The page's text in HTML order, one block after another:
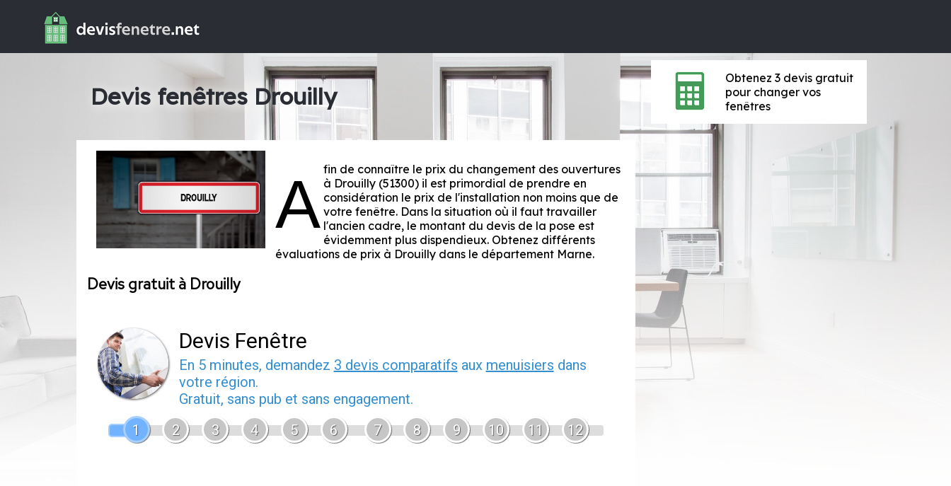
Devis fenêtres Drouilly
A fin de connaître le prix du changement des ouvertures
à Drouilly (51300) il est primordial de prendre en
considération le prix de l'installation non moins que de
votre fenêtre. Dans la situation où il faut travailler
l'ancien cadre, le montant du devis de la pose est
évidemment plus dispendieux. Obtenez différents
évaluations de prix à Drouilly dans le département Marne.
Devis gratuit à Drouilly
Devis Fenêtre
En 5 minutes, demandez 3 devis comparatifs aux menuisiers dans
votre région.
Gratuit, sans pub et sans engagement.
1
2 3 4 5 6 7 8 9 10 11 12
Obtenez 3 devis gratuit
pour changer vos
fenêtres